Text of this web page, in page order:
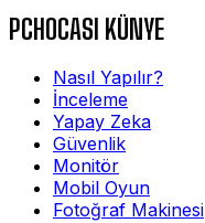
PCHOCASI KÜNYE
Nasıl Yapılır?
İnceleme
Yapay Zeka
Güvenlik
Monitör
Mobil Oyun
Fotoğraf Makinesi